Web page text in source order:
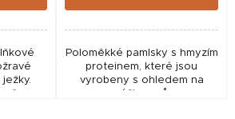
Poloměkké pamlsky s hmyzím
proteinem, které jsou
vyrobeny s ohledem na